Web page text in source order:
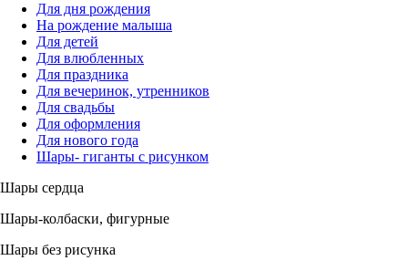
Для дня рождения
На рождение малыша
Для детей
Для влюбленных
Для праздника
Для вечеринок, утренников
Для свадьбы
Для оформления
Для нового года
Шары- гиганты с рисунком
Шары сердца
Шары-колбаски, фигурные
Шары без рисунка